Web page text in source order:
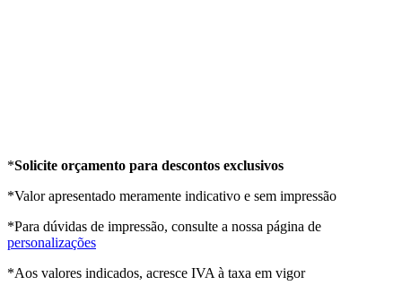
*Solicite orçamento para descontos exclusivos
*Valor apresentado meramente indicativo e sem impressão
*Para dúvidas de impressão, consulte a nossa página de
personalizações
*Aos valores indicados, acresce IVA à taxa em vigor